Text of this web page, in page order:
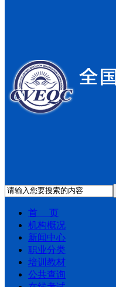
首 页
机构概况
新闻中心
职业分类
培训教材
公共查询